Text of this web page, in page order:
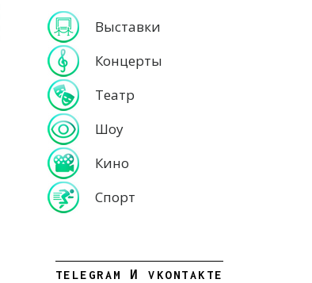
Выставки
Концерты
Театр
Шоу
Кино
Спорт
TELEGRAM И VKONTAKTE